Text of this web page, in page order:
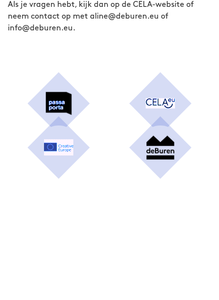
Als je vragen hebt, kijk dan op de CELA-website of
neem contact op met aline@deburen.eu of
info@deburen.eu.